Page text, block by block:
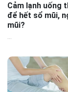
Cảm lạnh uống
để hết sổ mũi,
mũi?